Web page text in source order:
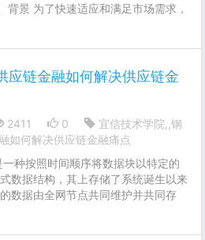
景 为了快速适应和满足市场需求，
应链金融如何解决供应链金
2411 0
宜信技术学院,,钢
如何解决供应链金融痛点
种按照时间顺序将数据块以特定的
数据结构，其上存储了系统诞生以来
数据由全网节点共同维护并共同存